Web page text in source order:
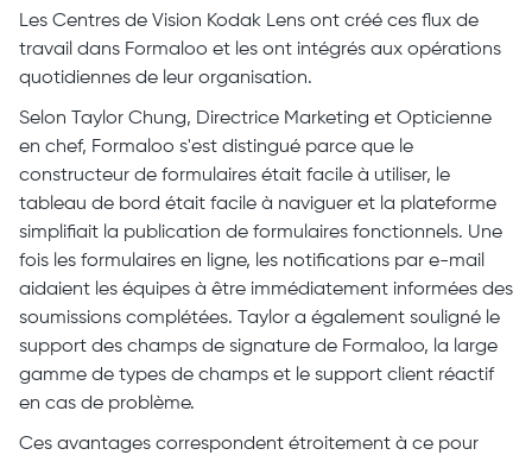
Les Centres de Vision Kodak Lens ont créé ces flux de
travail dans Formaloo et les ont intégrés aux opérations
quotidiennes de leur organisation.
Selon Taylor Chung, Directrice Marketing et Opticienne
en chef, Formaloo s'est distingué parce que le
constructeur de formulaires était facile à utiliser, le
tableau de bord était facile à naviguer et la plateforme
simplifiait la publication de formulaires fonctionnels. Une
fois les formulaires en ligne, les notifications par e-mail
aidaient les équipes à être immédiatement informées des
soumissions complétées. Taylor a également souligné le
support des champs de signature de Formaloo, la large
gamme de types de champs et le support client réactif
en cas de problème.
Ces avantages correspondent étroitement à ce pour